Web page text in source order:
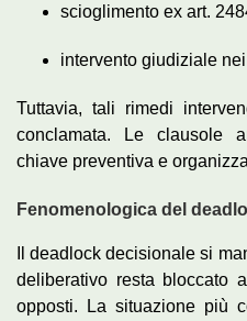
scioglimento ex art.
intervento giudiziale
Tuttavia, tali rimedi
conclamata. Le clausole
chiave preventiva e
Fenomenologica del
Il deadlock decisionale si
deliberativo resta bloccato
opposti. La situazione più